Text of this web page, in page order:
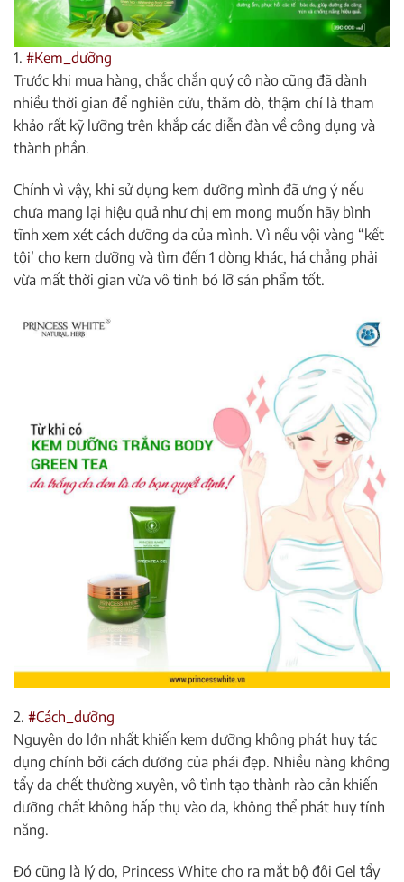
1. #Kem_dưỡng
Trước khi mua hàng, chắc chắn quý cô nào cũng đã dành
nhiều thời gian để nghiên cứu, thăm dò, thậm chí là tham
khảo rất kỹ lưỡng trên khắp các diễn đàn về công dụng và
thành phần.
Chính vì vậy, khi sử dụng kem dưỡng mình đã ưng ý nếu
chưa mang lại hiệu quả như chị em mong muốn hãy bình
tĩnh xem xét cách dưỡng da của mình. Vì nếu vội vàng “kết
tội’ cho kem dưỡng và tìm đến 1 dòng khác, há chẳng phải
vừa mất thời gian vừa vô tình bỏ lỡ sản phẩm tốt.
2. #Cách_dưỡng
Nguyên do lớn nhất khiến kem dưỡng không phát huy tác
dụng chính bởi cách dưỡng của phái đẹp. Nhiều nàng không
tẩy da chết thường xuyên, vô tình tạo thành rào cản khiến
dưỡng chất không hấp thụ vào da, không thể phát huy tính
năng.
Đó cũng là lý do, Princess White cho ra mắt bộ đôi Gel tẩy